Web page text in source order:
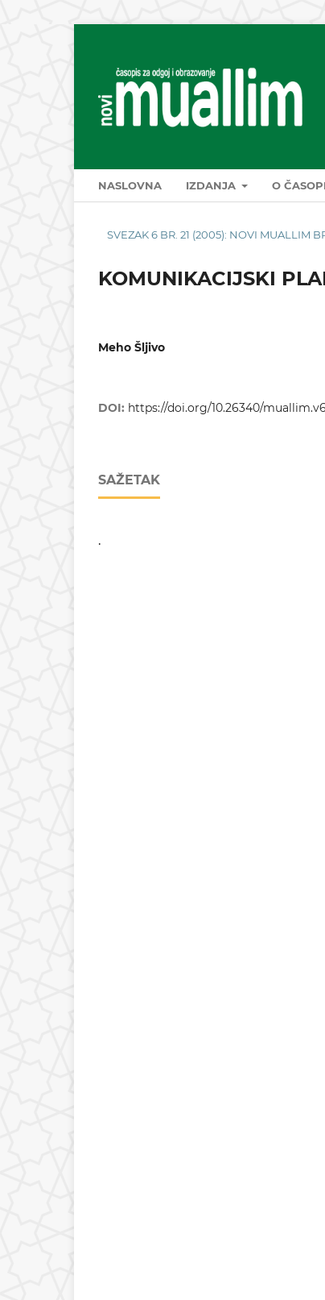
NASLOVNA IZDANJA O
SVEZAK 6 BR. 21 (2005): NOVI MUALLIM
KOMUNIKACIJSKI
Meho Šljivo
DOI: https://doi.org/10.26340/
SAŽETAK
.